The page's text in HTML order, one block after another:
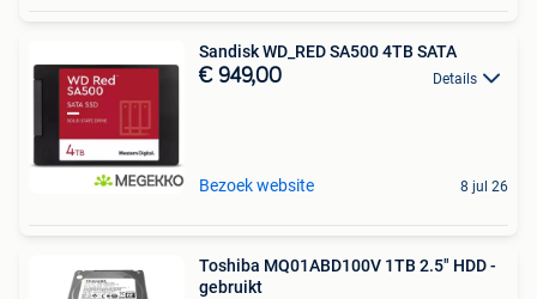
Sandisk WD_RED SA500 4TB SATA
€ 949,00 Details
Bezoek website 8 jul 26
Toshiba MQ01ABD100V 1TB 2.5" HDD -
gebruikt